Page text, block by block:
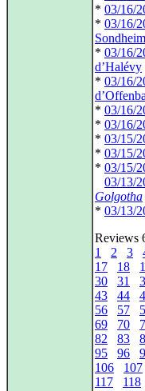
* 03/16/
* 03/16/
Sondheim
* 03/16/
d’Halévy
* 03/16/
* 03/16/
* 03/16/
* 03/15/
* 03/15/
* 03/15/
03/13/
Golgotha
* 03/13/
Reviews
1
2 3
17
18
30
31
43
44
56
57
69
70
82
83
95
96
106
107
117
118